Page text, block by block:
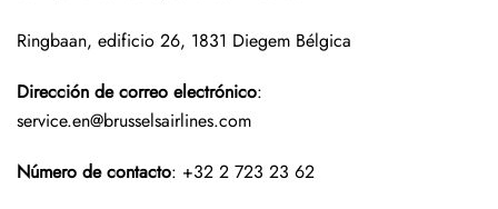
Ringbaan, edificio 26, 1831 Diegem Bélgica
Dirección de correo electrónico:
service.en@brusselsairlines.com
Número de contacto: +32 2 723 23 62